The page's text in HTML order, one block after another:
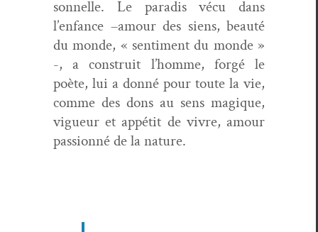
son­nelle. Le par­adis vécu dans
l’enfance –amour des siens, beauté
du monde, « sen­ti­ment du monde »
-, a con­stru­it l’homme, forgé le
poète, lui a don­né pour toute la vie,
comme des dons au sens mag­ique,
vigueur et appétit de vivre, amour
pas­sion­né de la nature.